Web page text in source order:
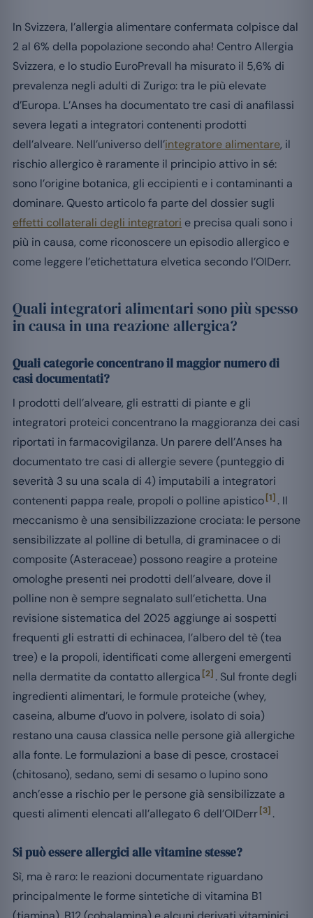
In Svizzera, l’allergia alimentare confermata colpisce dal
2 al 6% della popolazione secondo aha! Centro Allergia
Svizzera, e lo studio EuroPrevall ha misurato il 5,6% di
prevalenza negli adulti di Zurigo: tra le più elevate
d’Europa. L’Anses ha documentato tre casi di anafilassi
severa legati a integratori contenenti prodotti
dell’alveare. Nell’universo dell’integratore alimentare, il
rischio allergico è raramente il principio attivo in sé:
sono l’origine botanica, gli eccipienti e i contaminanti a
dominare. Questo articolo fa parte del dossier sugli
effetti collaterali degli integratori e precisa quali sono i
più in causa, come riconoscere un episodio allergico e
come leggere l’etichettatura elvetica secondo l’OIDerr.
Quali integratori alimentari sono più spesso
in causa in una reazione allergica?
Quali categorie concentrano il maggior numero di
casi documentati?
I prodotti dell’alveare, gli estratti di piante e gli
integratori proteici concentrano la maggioranza dei casi
riportati in farmacovigilanza. Un parere dell’Anses ha
documentato tre casi di allergie severe (punteggio di
severità 3 su una scala di 4) imputabili a integratori
contenenti pappa reale, propoli o polline apistico[1] . Il
meccanismo è una sensibilizzazione crociata: le persone
sensibilizzate al polline di betulla, di graminacee o di
composite (Asteraceae) possono reagire a proteine
omologhe presenti nei prodotti dell’alveare, dove il
polline non è sempre segnalato sull’etichetta. Una
revisione sistematica del 2025 aggiunge ai sospetti
frequenti gli estratti di echinacea, l’albero del tè (tea
tree) e la propoli, identificati come allergeni emergenti
nella dermatite da contatto allergica [2] . Sul fronte degli
ingredienti alimentari, le formule proteiche (whey,
caseina, albume d’uovo in polvere, isolato di soia)
restano una causa classica nelle persone già allergiche
alla fonte. Le formulazioni a base di pesce, crostacei
(chitosano), sedano, semi di sesamo o lupino sono
anch’esse a rischio per le persone già sensibilizzate a
questi alimenti elencati all’allegato 6 dell’OIDerr[3] .
Si può essere allergici alle vitamine stesse?
Sì, ma è raro: le reazioni documentate riguardano
principalmente le forme sintetiche di vitamina B1